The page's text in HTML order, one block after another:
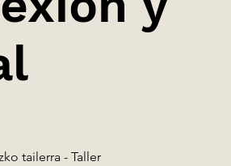
tailerra - Taller